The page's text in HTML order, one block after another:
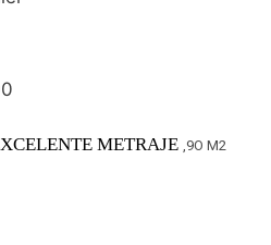
METRAJE ,9O M2